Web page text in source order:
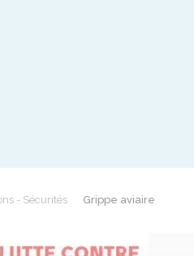
- Sécurités Grippe aviaire